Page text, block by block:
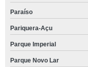
Paraíso
Pariquera-Açu
Parque Imperial
Parque Novo Lar